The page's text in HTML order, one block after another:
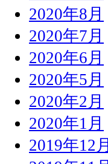
2020年8月
2020年7月
2020年6月
2020年5月
2020年2月
2020年1月
2019年12月